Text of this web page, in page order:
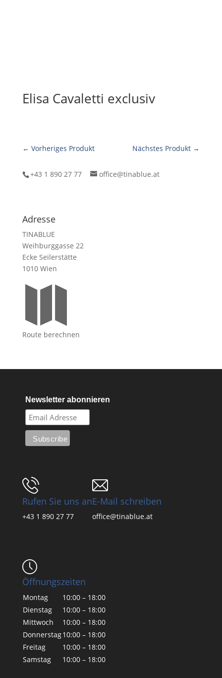
Elisa Cavaletti exclusiv
← Vorheriges Produkt Nächstes Produkt →
+43 1 890 27 77 office@tinablue.at
Adresse
TINABLUE
Weihburggasse 22
Ecke Seilerstätte
1010 Wien

Route berechnen
Newsletter abonnieren
Rufen Sie uns an
+43 1 890 27 77
E-Mail schreiben
office@tinablue.at
Öffnungszeiten
Montag
10:00 – 18:00
Dienstag
10:00 – 18:00
Mittwoch
10:00 – 18:00
Donnerstag10:00 – 18:00
Freitag
10:00 – 18:00
Samstag
10:00 – 18:00